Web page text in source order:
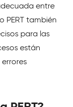
entre
PERT también
para las
están